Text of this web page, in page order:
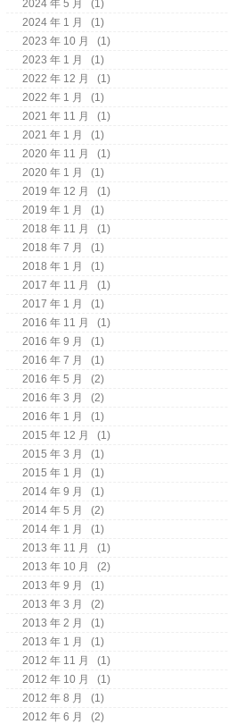
2024 年 5 月
(1)
2024 年 1 月
(1)
2023 年 10 月
(1)
2023 年 1 月
(1)
2022 年 12 月
(1)
2022 年 1 月
(1)
2021 年 11 月
(1)
2021 年 1 月
(1)
2020 年 11 月
(1)
2020 年 1 月
(1)
2019 年 12 月
(1)
2019 年 1 月
(1)
2018 年 11 月
(1)
2018 年 7 月
(1)
2018 年 1 月
(1)
2017 年 11 月
(1)
2017 年 1 月
(1)
2016 年 11 月
(1)
2016 年 9 月
(1)
2016 年 7 月
(1)
2016 年 5 月
(2)
2016 年 3 月
(2)
2016 年 1 月
(1)
2015 年 12 月
(1)
2015 年 3 月
(1)
2015 年 1 月
(1)
2014 年 9 月
(1)
2014 年 5 月
(2)
2014 年 1 月
(1)
2013 年 11 月
(1)
2013 年 10 月
(2)
2013 年 9 月
(1)
2013 年 3 月
(2)
2013 年 2 月
(1)
2013 年 1 月
(1)
2012 年 11 月
(1)
2012 年 10 月
(1)
2012 年 8 月
(1)
2012 年 6 月
(2)